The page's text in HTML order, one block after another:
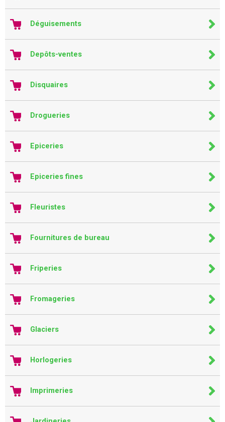
Déguisements
Depôts-ventes
Disquaires
Drogueries
Epiceries
Epiceries fines
Fleuristes
Fournitures de bureau
Friperies
Fromageries
Glaciers
Horlogeries
Imprimeries